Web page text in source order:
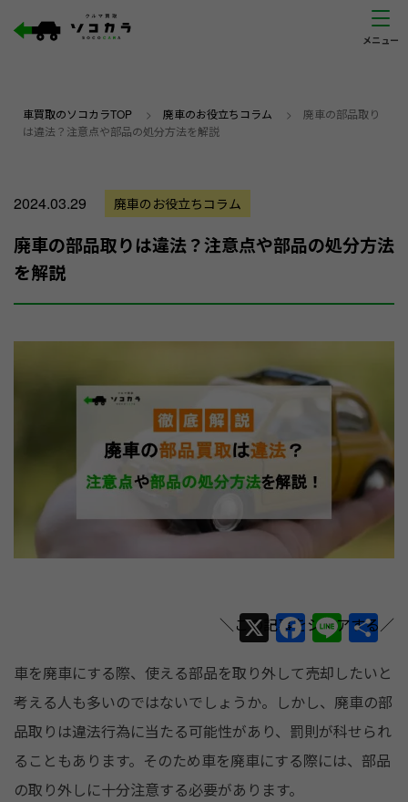
車買取のソコカラTOP > 廃車のお役立ちコラム > 廃車の部品取り
は違法？注意点や部品の処分方法を解説
2024.03.29 廃車のお役立ちコラム
廃車の部品取りは違法？注意点や部品の処分方法
を解説
X F
a
c
e
b
o
Li
n
e
共
有
車を廃車にする際、使える部品を取り外して売却したいと
考える人も多いのではないでしょうか。しかし、廃車の部
品取りは違法行為に当たる可能性があり、罰則が科せられ
ることもあります。そのため車を廃車にする際には、部品
の取り外しに十分注意する必要があります。